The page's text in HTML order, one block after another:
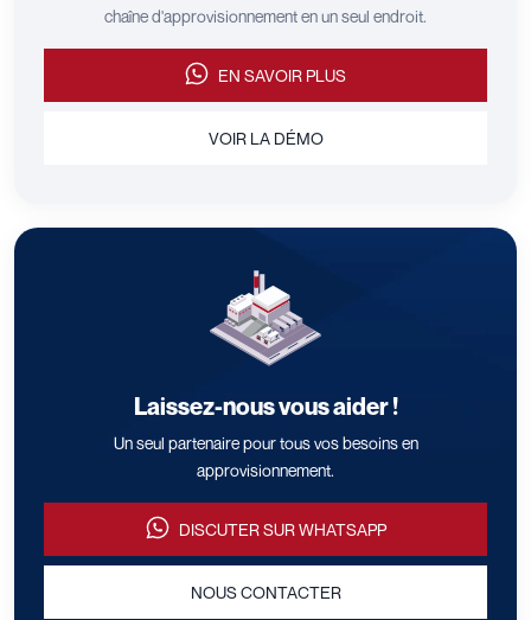
chaîne d'approvisionnement en un seul endroit.
EN SAVOIR PLUS
VOIR LA DÉMO
Laissez-nous vous aider !
Un seul partenaire pour tous vos besoins en
approvisionnement.
DISCUTER SUR WHATSAPP
NOUS CONTACTER